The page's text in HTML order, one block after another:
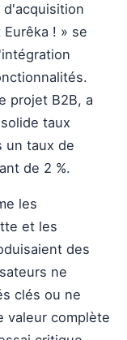
d'acquisition
! » se
projet B2B, a
taux
un taux de
de 2 %.
les
et les
des
ne
clés ou ne
valeur complète